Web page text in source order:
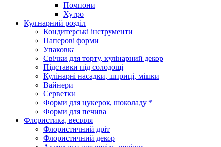
Помпони
Хутро
Кулінарний розділ
Кондитерські інструменти
Паперові форми
Упаковка
Свічки для торту, кулінарний декор
Підставки під солодощі
Кулінарні насадки, шприці, мішки
Вайнери
Серветки
Форми для цукерок, шоколаду *
Форми для печива
Флористика, весілля
Флористичний дріт
Флористичний декор